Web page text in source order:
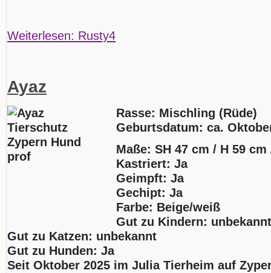
Weiterlesen: Rusty4
Ayaz
Rasse: Mischling (Rüde)
Geburtsdatum: ca.
Maße: SH 47 cm / H 59
Kastriert: Ja
Geimpft: Ja
Gechipt: Ja
Farbe: Beige/weiß
Gut zu Kindern: unbekannt
Gut zu Katzen: unbekannt
Gut zu Hunden: Ja
Seit Oktober 2025 im Julia Tierheim auf